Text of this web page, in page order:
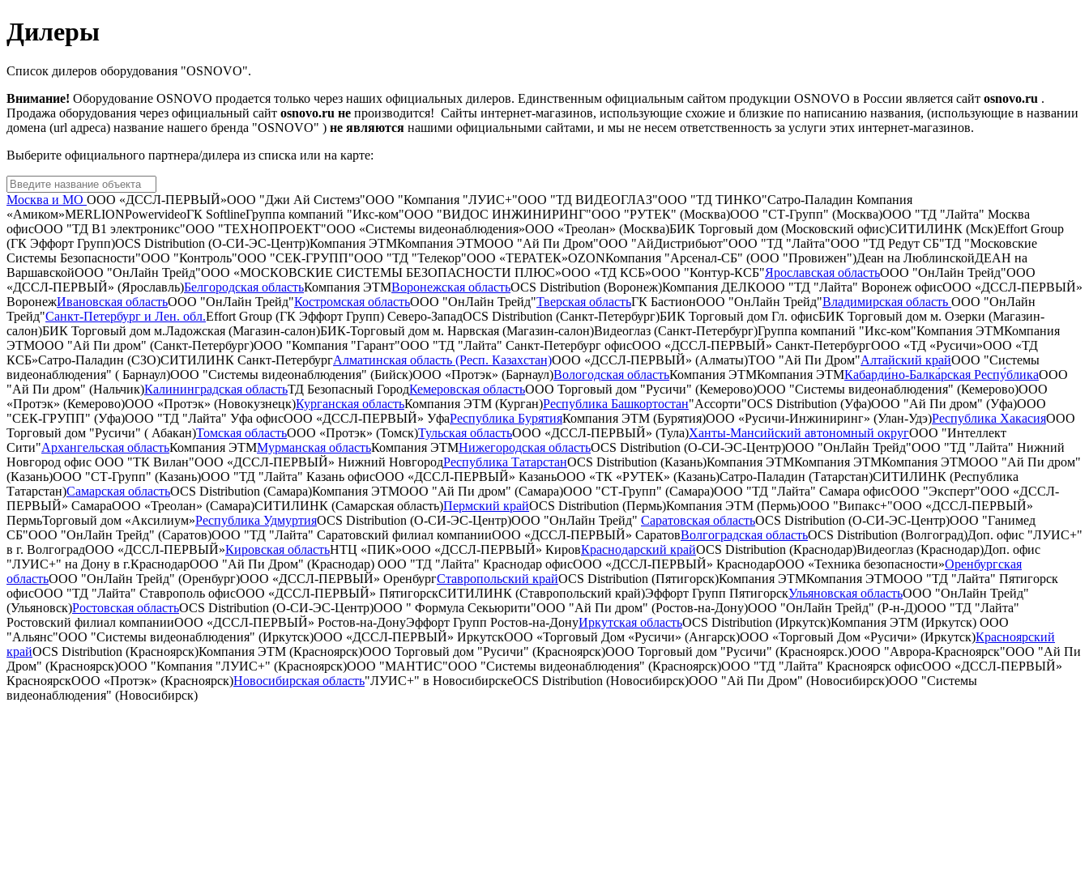
Дилеры
Список дилеров оборудования "OSNOVO".
Внимание! Оборудование OSNOVO продается только через наших официальных дилеров. Единственным официальным сайтом продукции OSNOVO в России является сайт osnovo.ru .
Продажа оборудования через официальный сайт osnovo.ru не производится! Сайты интернет-магазинов, использующие схожие и близкие по написанию названия, (использующие в названии
домена (url адреса) название нашего бренда "OSNOVO" ) не являются нашими официальными сайтами, и мы не несем ответственность за услуги этих интернет-магазинов.
Выберите официального партнера/дилера из списка или на карте:
Москва и МО ООО «ДССЛ-ПЕРВЫЙ»ООО "Джи Ай Системз"ООО "Компания "ЛУИС+"ООО "ТД ВИДЕОГЛАЗ"ООО "ТД ТИНКО"Сатро-Паладин Компания
«Амиком»MERLIONPowervideoГК SoftlineГруппа компаний "Икс-ком"ООО "ВИДОС ИНЖИНИРИНГ"ООО "РУТЕК" (Москва)ООО "СТ-Групп" (Москва)ООО "ТД "Лайта" Москва
офисООО "ТД В1 электроникс"ООО "ТЕХНОПРОЕКТ"ООО «Системы видеонаблюдения»ООО «Треолан» (Москва)БИК Торговый дом (Московский офис)СИТИЛИНК (Мск)Effort Group
(ГК Эффорт Групп)OCS Distribution (О-СИ-ЭС-Центр)Компания ЭТМКомпания ЭТМООО "Ай Пи Дром"ООО "АйДистрибьют"ООО "ТД "Лайта"ООО "ТД Редут СБ"ТД "Московские
Системы Безопасности"ООО "Контроль"ООО "СЕК-ГРУПП"ООО "ТД "Телекор"ООО «ТЕРАТЕК»OZONКомпания "Арсенал-СБ" (ООО "Провижен")Деан на ЛюблинскойДЕАН на
ВаршавскойООО "ОнЛайн Трейд"ООО «МОСКОВСКИЕ СИСТЕМЫ БЕЗОПАСНОСТИ ПЛЮС»ООО «ТД КСБ»ООО "Контур-КСБ"Ярославская областьООО "ОнЛайн Трейд"ООО
«ДССЛ-ПЕРВЫЙ» (Ярославль)Белгородская областьКомпания ЭТМВоронежская областьOCS Distribution (Воронеж)Компания ДЕЛКООО "ТД "Лайта" Воронеж офисООО «ДССЛ-ПЕРВЫЙ»
ВоронежИвановская областьООО "ОнЛайн Трейд"Костромская областьООО "ОнЛайн Трейд"Тверская областьГК БастионООО "ОнЛайн Трейд"Владимирская область ООО "ОнЛайн
Трейд"Санкт-Петербург и Лен. обл.Effort Group (ГК Эффорт Групп) Северо-ЗападOCS Distribution (Санкт-Петербург)БИК Торговый дом Гл. офисБИК Торговый дом м. Озерки (Магазин-
салон)БИК Торговый дом м.Ладожская (Магазин-салон)БИК-Торговый дом м. Нарвская (Магазин-салон)Видеоглаз (Санкт-Петербург)Группа компаний "Икс-ком"Компания ЭТМКомпания
ЭТМООО "Ай Пи дром" (Санкт-Петербург)ООО "Компания "Гарант"ООО "ТД "Лайта" Санкт-Петербург офисООО «ДССЛ-ПЕРВЫЙ» Санкт-ПетербургООО «ТД «Русичи»ООО «ТД
КСБ»Сатро-Паладин (СЗО)СИТИЛИНК Санкт-ПетербургАлматинская область (Респ. Казахстан)ООО «ДССЛ-ПЕРВЫЙ» (Алматы)ТОО "Ай Пи Дром"Алтайский крайООО "Системы
видеонаблюдения" ( Барнаул)ООО "Системы видеонаблюдения" (Бийск)ООО «Протэк» (Барнаул)Вологодская областьКомпания ЭТМКомпания ЭТМКабарди́но-Балка́рская Респу́бликаООО
"Ай Пи дром" (Нальчик)Калининградская областьТД Безопасный ГородКемеровская областьООО Торговый дом "Русичи" (Кемерово)ООО "Системы видеонаблюдения" (Кемерово)ООО
«Протэк» (Кемерово)ООО «Протэк» (Новокузнецк)Курганская областьКомпания ЭТМ (Курган)Республика Башкортостан"Ассорти"OCS Distribution (Уфа)ООО "Ай Пи дром" (Уфа)ООО
"СЕК-ГРУПП" (Уфа)ООО "ТД "Лайта" Уфа офисООО «ДССЛ-ПЕРВЫЙ» УфаРеспублика БурятияКомпания ЭТМ (Бурятия)ООО «Русичи-Инжиниринг» (Улан-Удэ)Республика ХакасияООО
Торговый дом "Русичи" ( Абакан)Томская областьООО «Протэк» (Томск)Тульская областьООО «ДССЛ-ПЕРВЫЙ» (Тула)Ханты-Мансийский автономный округООО "Интеллект
Сити"Архангельская областьКомпания ЭТММурманская областьКомпания ЭТМНижегородская областьOCS Distribution (О-СИ-ЭС-Центр)ООО "ОнЛайн Трейд"ООО "ТД "Лайта" Нижний
Новгород офис ООО "ТК Вилан"ООО «ДССЛ-ПЕРВЫЙ» Нижний НовгородРеспублика ТатарстанOCS Distribution (Казань)Компания ЭТМКомпания ЭТМКомпания ЭТМООО "Ай Пи дром"
(Казань)ООО "СТ-Групп" (Казань)ООО "ТД "Лайта" Казань офисООО «ДССЛ-ПЕРВЫЙ» КазаньООО «ТК «РУТЕК» (Казань)Сатро-Паладин (Татарстан)СИТИЛИНК (Республика
Татарстан)Самарская областьOCS Distribution (Самара)Компания ЭТМООО "Ай Пи дром" (Самара)ООО "СТ-Групп" (Самара)ООО "ТД "Лайта" Самара офисООО "Эксперт"ООО «ДССЛ-
ПЕРВЫЙ» СамараООО «Треолан» (Самара)СИТИЛИНК (Самарская область)Пермский крайOCS Distribution (Пермь)Компания ЭТМ (Пермь)ООО "Випакс+"ООО «ДССЛ-ПЕРВЫЙ»
ПермьТорговый дом «Аксилиум»Республика УдмуртияOCS Distribution (О-СИ-ЭС-Центр)ООО "ОнЛайн Трейд" Саратовская областьOCS Distribution (О-СИ-ЭС-Центр)ООО "Ганимед
СБ"ООО "ОнЛайн Трейд" (Саратов)ООО "ТД "Лайта" Саратовский филиал компанииООО «ДССЛ-ПЕРВЫЙ» СаратовВолгоградская областьOCS Distribution (Волгоград)Доп. офис "ЛУИС+"
в г. ВолгоградООО «ДССЛ-ПЕРВЫЙ»Кировская областьНТЦ «ПИК»ООО «ДССЛ-ПЕРВЫЙ» КировКраснодарский крайOCS Distribution (Краснодар)Видеоглаз (Краснодар)Доп. офис
"ЛУИС+" на Дону в г.КраснодарООО "Ай Пи Дром" (Краснодар) ООО "ТД "Лайта" Краснодар офисООО «ДССЛ-ПЕРВЫЙ» КраснодарООО «Техника безопасности»Оренбургская
областьООО "ОнЛайн Трейд" (Оренбург)ООО «ДССЛ-ПЕРВЫЙ» ОренбургСтавропольский крайOCS Distribution (Пятигорск)Компания ЭТМКомпания ЭТМООО "ТД "Лайта" Пятигорск
офисООО "ТД "Лайта" Ставрополь офисООО «ДССЛ-ПЕРВЫЙ» ПятигорскСИТИЛИНК (Ставропольский край)Эффорт Групп ПятигорскУльяновская областьООО "ОнЛайн Трейд"
(Ульяновск)Ростовская областьOCS Distribution (О-СИ-ЭС-Центр)ООО " Формула Секьюрити"ООО "Ай Пи дром" (Ростов-на-Дону)ООО "ОнЛайн Трейд" (Р-н-Д)ООО "ТД "Лайта"
Ростовский филиал компанииООО «ДССЛ-ПЕРВЫЙ» Ростов-на-ДонуЭффорт Групп Ростов-на-ДонуИркутская областьOCS Distribution (Иркутск)Компания ЭТМ (Иркутск) ООО
"Альянс"ООО "Системы видеонаблюдения" (Иркутск)ООО «ДССЛ-ПЕРВЫЙ» ИркутскООО «Торговый Дом «Русичи» (Ангарск)ООО «Торговый Дом «Русичи» (Иркутск)Красноярский
крайOCS Distribution (Красноярск)Компания ЭТМ (Красноярск)ООО Торговый дом "Русичи" (Красноярск)ООО Торговый дом "Русичи" (Красноярск.)ООО "Аврора-Красноярск"ООО "Ай Пи
Дром" (Красноярск)ООО "Компания "ЛУИС+" (Красноярск)ООО "МАНТИС"ООО "Системы видеонаблюдения" (Красноярск)ООО "ТД "Лайта" Красноярск офисООО «ДССЛ-ПЕРВЫЙ»
КрасноярскООО «Протэк» (Красноярск)Новосибирская область"ЛУИС+" в НовосибирскеOCS Distribution (Новосибирск)ООО "Ай Пи Дром" (Новосибирск)ООО "Системы
видеонаблюдения" (Новосибирск)